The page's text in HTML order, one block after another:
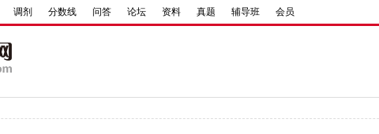
调剂 分数线 问答 论坛 资料 真题 辅导班 会员